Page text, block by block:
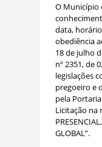
O Município
data,
obediência
18 de julho
nº 2351, de
legislações
pregoeiro e
pela
Licitação na
GLOBAL”.